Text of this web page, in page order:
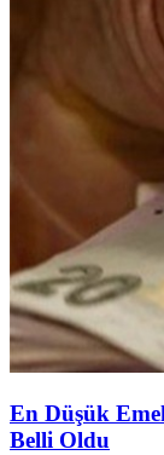
En Düşük
Belli Oldu